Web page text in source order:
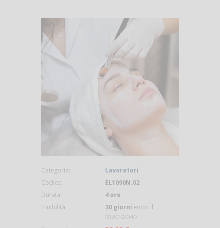
Categoria:
Lavoratori
Codice:
EL1090N.02
Durata:
4 ore
Fruibilità:
30 giorni entro il
01/01/2040